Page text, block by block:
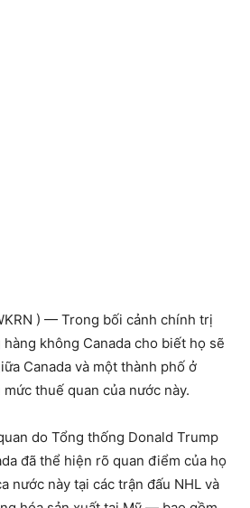
) — Trong bối cảnh chính trị
không Canada cho biết họ sẽ
Canada và một thành phố ở
thuế quan của nước này.
do Tổng thống Donald Trump
đã thể hiện rõ quan điểm của họ
nước này tại các trận đấu NHL và